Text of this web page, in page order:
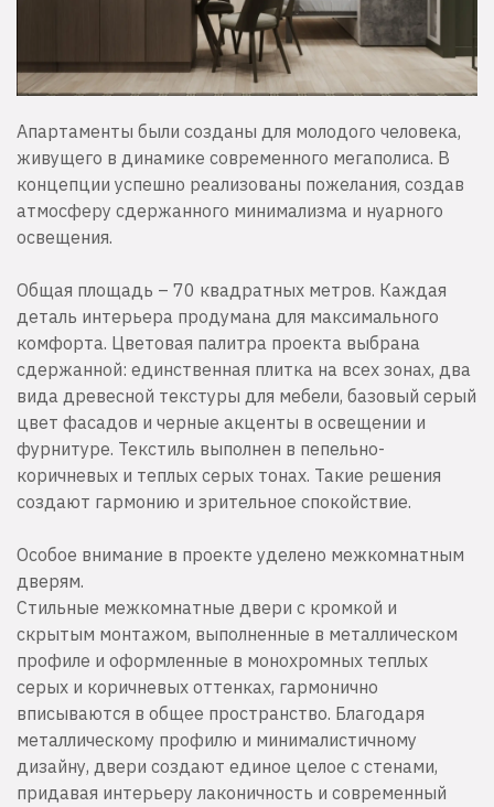
Апартаменты были созданы для молодого человека,
живущего в динамике современного мегаполиса. В
концепции успешно реализованы пожелания, создав
атмосферу сдержанного минимализма и нуарного
освещения.
Общая площадь – 70 квадратных метров. Каждая
деталь интерьера продумана для максимального
комфорта. Цветовая палитра проекта выбрана
сдержанной: единственная плитка на всех зонах, два
вида древесной текстуры для мебели, базовый серый
цвет фасадов и черные акценты в освещении и
фурнитуре. Текстиль выполнен в пепельно-
коричневых и теплых серых тонах. Такие решения
создают гармонию и зрительное спокойствие.
Особое внимание в проекте уделено межкомнатным
дверям.
Стильные межкомнатные двери с кромкой и
скрытым монтажом, выполненные в металлическом
профиле и оформленные в монохромных теплых
серых и коричневых оттенках, гармонично
вписываются в общее пространство. Благодаря
металлическому профилю и минималистичному
дизайну, двери создают единое целое с стенами,
придавая интерьеру лаконичность и современный